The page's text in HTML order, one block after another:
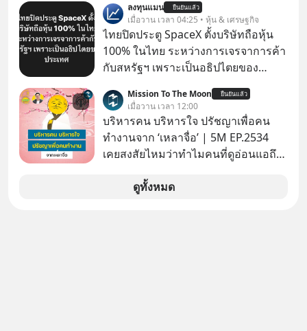
รายได้รวม 3.5 ล้านล้านบาทในปี 2568
ของอนุภูมิภาคลุ่มแม่น้ำโขง
ลงทุนแมน ยืนยันแล้ว
เมื่อวาน เวลา 04:25 • หุ้น & เศรษฐกิจ
ไทยปิดประตู SpaceX ตั้งบริษัทถือหุ้น
100% ในไทย ระหว่างการเจรจาการค้า
กับสหรัฐฯ เพราะเป็นอธิปไตยของ
ประกาศจุดยืนชัดเจนว่า จะไม่อนุญาต
ให้บริษัทสหรัฐฯ ตั้งบริษัทโทรคมนาคม
ดาวเทียมที่ถือหุ้น 100% โดยชาวต่าง
ชาติ ในระหว่างการเจรจาการค้ากับ
รัฐบาลสหรัฐ โดยให้เหตุผลว่าเป็น
ประเด็นด้านอธิปไตยของประเทศ
Mission To The Moon ยืนยันแล้ว
เมื่อวาน เวลา 12:00
บริหารคน บริหารใจ ปรัชญาเพื่อคน
ทำงานจาก ‘เหลาจื่อ’ | 5M EP.2534
เคยสงสัยไหมว่าทำไมคนที่ดูอ่อนแอถึง
สถานการณ์ แล้วทำไมคนที่ไม่ออกแรง
ดูทั้งหมด